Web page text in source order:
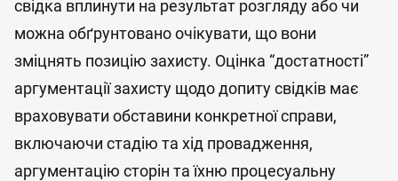
свідка вплинути на результат розгляду або чи
можна обґрунтовано очікувати, що вони
зміцнять позицію захисту. Оцінка “достатності”
аргументації захисту щодо допиту свідків має
враховувати обставини конкретної справи,
включаючи стадію та хід провадження,
аргументацію сторін та їхню процесуальну